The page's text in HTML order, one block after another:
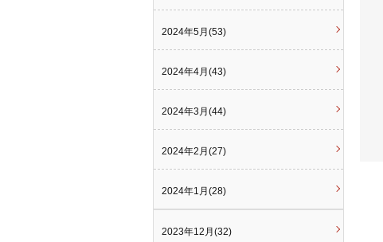
2024年5月(53)
2024年4月(43)
2024年3月(44)
2024年2月(27)
2024年1月(28)
2023年12月(32)